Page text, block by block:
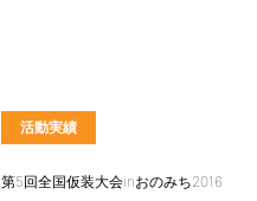
活動実績
第5回全国仮装大会inおのみち2016